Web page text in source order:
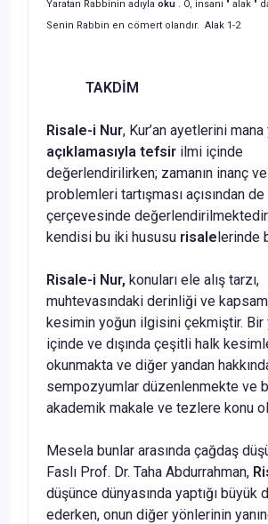
Yaratan Rabbinin adıyla oku . O, insanı " alak "
Senin Rabbin en cömert olandır. Alak 1-2
TAKDİM
Risale-i Nur, Kur’an ayetlerini
açıklamasıyla tefsir ilmi içinde
değerlendirilirken; zamanın inanç
problemleri tartışması açısından
çerçevesinde
kendisi bu iki hususu risalelerinde
Risale-i Nur, konuları ele alış tarzı,
muhtevasındaki derinliği ve
kesimin yoğun ilgisini çekmiştir. Bir
içinde ve dışında çeşitli halk
okunmakta ve diğer yandan
sempozyumlar düzenlenmekte ve
akademik makale ve tezlere konu
Mesela bunlar arasında çağdaş
Faslı Prof. Dr. Taha Abdurrahman,
düşünce dünyasında yaptığı büyük
ederken, onun diğer yönlerinin